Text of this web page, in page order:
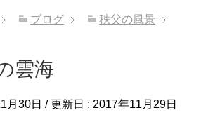
ブログ 秩父の風景
雲海
月30日 / 更新日 : 2017年11月29日